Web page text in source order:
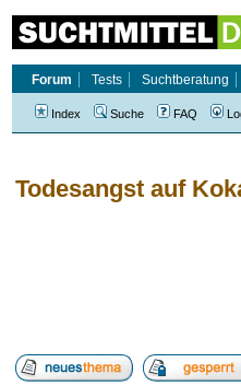
Todesangst auf
Forum
Tests Suchtberatung
Index Suche FAQ